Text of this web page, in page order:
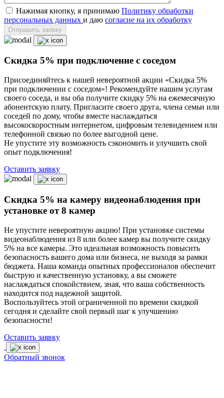
Нажимая кнопку, я принимаю Политику обработки
персональных данных и даю согласие на их обработку
Отправить заявку
Скидка 5% при подключение с соседом
Присоединяйтесь к нашей невероятной акции «Скидка 5%
при подключении с соседом»! Рекомендуйте нашим услугам
своего соседа, и вы оба получите скидку 5% на ежемесячную
абонентскую плату. Пригласите своего друга, члена семьи или
соседей по дому, чтобы вместе наслаждаться
высокоскоростным интернетом, цифровым телевидением или
телефонной связью по более выгодной цене.
Не упустите эту возможность сэкономить и улучшить свой
опыт подключения!
Оставить заявку
Скидка 5% на камеру видеонаблюдения при
установке от 8 камер
Не упустите невероятную акцию! При установке системы
видеонаблюдения из 8 или более камер вы получите скидку
5% на все камеры. Это идеальная возможность повысить
безопасность вашего дома или бизнеса, не выходя за рамки
бюджета. Наша команда опытных профессионалов обеспечит
быструю и качественную установку, а вы сможете
наслаждаться спокойствием, зная, что ваша собственность
находится под надежной защитой.
Воспользуйтесь этой ограниченной по времени скидкой
сегодня и сделайте свой первый шаг к улучшению
безопасности!
Оставить заявку
Обратный звонок